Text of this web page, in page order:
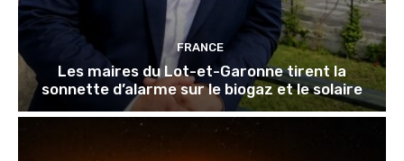
FRANCE
Les maires du Lot-et-Garonne tirent la
sonnette d’alarme sur le biogaz et le solaire